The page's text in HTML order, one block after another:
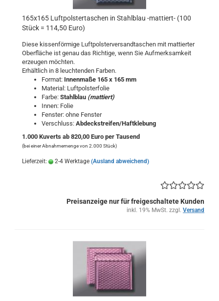
165x165 Luftpolstertaschen in Stahlblau -mattiert- (100
Stück = 114,50 Euro)
Diese kissenförmige Luftpolsterversandtaschen mit mattierter
Oberfläche ist genau das Richtige, wenn Sie Aufmerksamkeit
erzeugen möchten.
Erhältlich in 8 leuchtenden Farben.
Format: Innenmaße 165 x 165 mm
Material: Luftpolsterfolie
Farbe: Stahlblau (mattiert)
Innen: Folie
Fenster: ohne Fenster
Verschluss: Abdeckstreifen/Haftklebung
1.000 Kuverts ab 820,00 Euro per Tausend
(bei einer Abnahmemenge von 2.000 Stück)
Lieferzeit: 2-4 Werktage (Ausland abweichend)
Preisanzeige nur für freigeschaltete Kunden
inkl. 19% MwSt. zzgl. Versand